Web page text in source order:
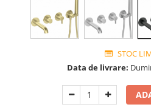
STOC
Data de livrare: